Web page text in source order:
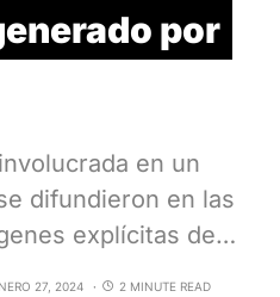
por
en un
difundieron en las
explícitas de…
27, 2024 2 MINUTE READ